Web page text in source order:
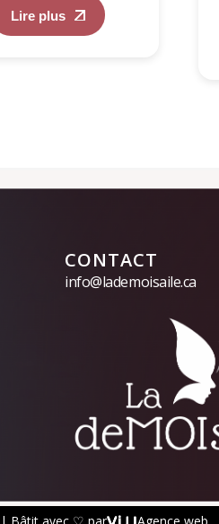
Lire plus
CONTACT
info@lademoisaile.ca